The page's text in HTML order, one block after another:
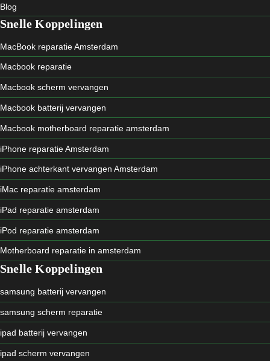
Blog
Snelle Koppelingen
MacBook reparatie Amsterdam
Macbook reparatie
Macbook scherm vervangen
Macbook batterij vervangen
Macbook motherboard reparatie amsterdam
iPhone reparatie Amsterdam
iPhone achterkant vervangen Amsterdam
iMac reparatie amsterdam
iPad reparatie amsterdam
iPod reparatie amsterdam
Motherboard reparatie in amsterdam
Snelle Koppelingen
samsung batterij vervangen
samsung scherm reparatie
ipad batterij vervangen
ipad scherm vervangen